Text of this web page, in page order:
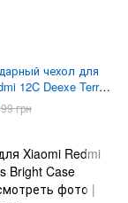
чехол для
12C Deexe Terra
грн